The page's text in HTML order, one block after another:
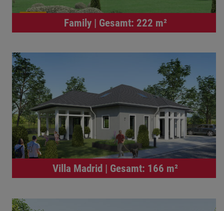
Family | Gesamt: 222 m²
Villa Madrid | Gesamt: 166 m²